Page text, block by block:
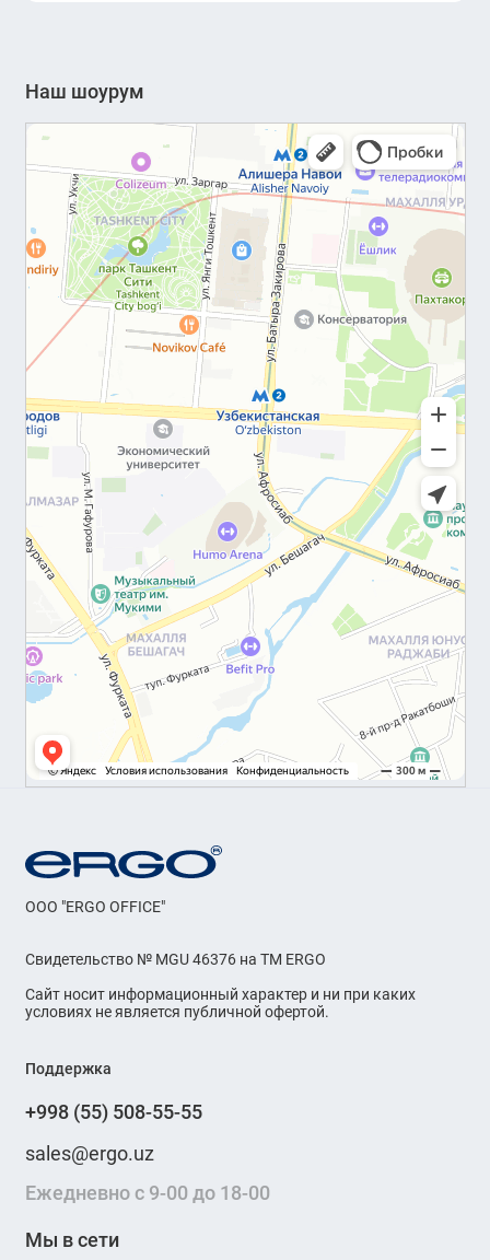
Наш шоурум
OOO "ERGO OFFICE"
Свидетельство № MGU 46376 на ТМ ERGO
Сайт носит информационный характер и ни при каких
условиях не является публичной офертой.
Поддержка
+998 (55) 508-55-55
sales@ergo.uz
Ежедневно с 9-00 до 18-00
Мы в сети